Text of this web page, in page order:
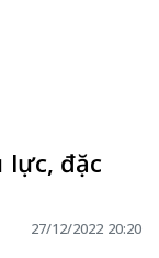
lực, đặc
27/12/2022 20:20